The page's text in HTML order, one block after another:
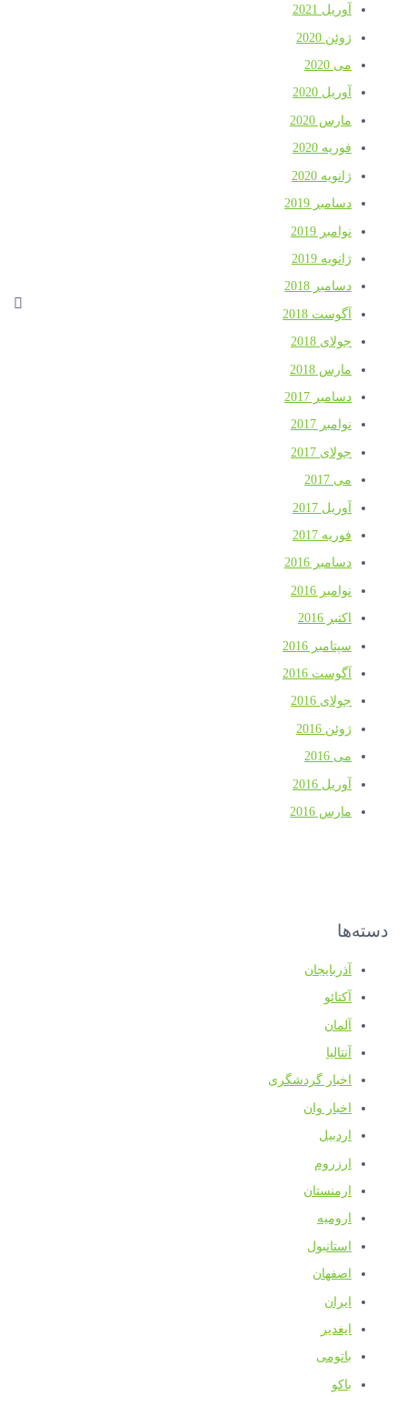
آوریل 2021
ژوئن 2020
می 2020
آوریل 2020
مارس 2020
فوریه 2020
ژانویه 2020
دسامبر 2019
نوامبر 2019
ژانویه 2019
دسامبر 2018
آگوست 2018
جولای 2018
مارس 2018
دسامبر 2017
نوامبر 2017
جولای 2017
می 2017
آوریل 2017
فوریه 2017
دسامبر 2016
نوامبر 2016
اکتبر 2016
سپتامبر 2016
آگوست 2016
جولای 2016
ژوئن 2016
می 2016
آوریل 2016
مارس 2016
دسته‌ها
آذربایجان
آکتائو
آلمان
آنتالیا
اخبار گردشگری
اخبار وان
اردبیل
ارزروم
ارمنستان
ارومیه
استانبول
اصفهان
ایران
ایغدیر
باتومی
باکو